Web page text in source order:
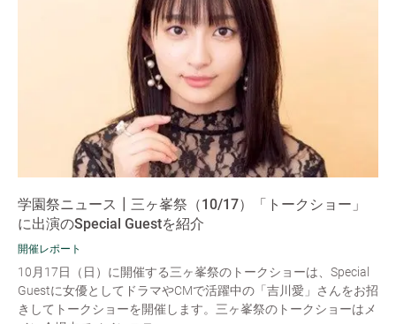
学園祭ニュース┃三ヶ峯祭（10/17）「トークショー」
に出演のSpecial Guestを紹介
開催レポート
10月17日（日）に開催する三ヶ峯祭のトークショーは、Special
Guestに女優としてドラマやCMで活躍中の「吉川愛」さんをお招
きしてトークショーを開催します。三ヶ峯祭のトークショーはメ